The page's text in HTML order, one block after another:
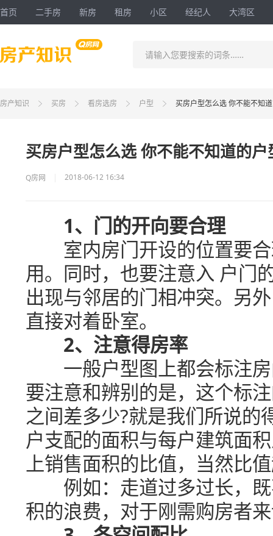
首页 二手房 新房 租房 小区 经纪人 大湾区
请输入您要搜索的词条……
房产知识 买房 看房选房 户型 买房户型怎么选 你不能不知
买房户型怎么选 你不能不知道的
Q房网 2018-06-12 16:34
1、门的开向要合理
室内房门开设的位置要合
用。同时，也要注意入 户门
出现与邻居的门相冲突。另
直接对着卧室。
2、注意得房率
一般户型图上都会标注房
要注意和辨别的是，这个标
之间差多少?就是我们所说的
户支配的面积与每户建筑面
上销售面积的比值，当然比
例如：走道过多过长，既
积的浪费，对于刚需购房者